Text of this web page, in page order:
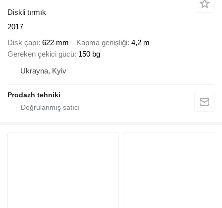
Diskli tırmık
2017
Disk çapı 622 mm Kapma genişliği 4,2 m
Gereken çekici gücü 150 bg
Ukrayna, Kyiv
Prodazh tehniki